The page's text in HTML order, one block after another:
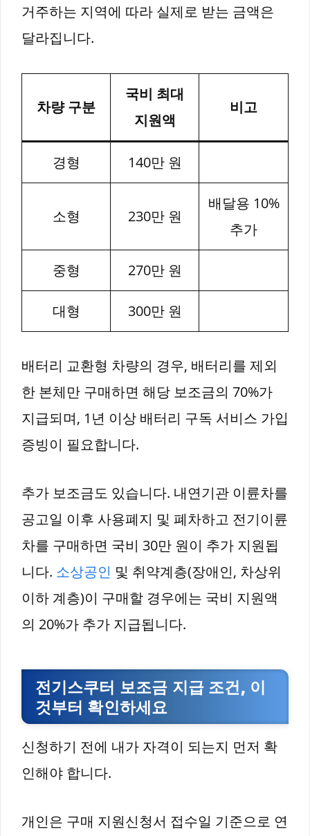
거주하는 지역에 따라 실제로 받는 금액은
달라집니다.
차량 구분
국비 최대
지원액
비고
경형 140만 원
소형 230만 원
배달용 10%
추가
중형 270만 원
대형 300만 원
배터리 교환형 차량의 경우, 배터리를 제외
한 본체만 구매하면 해당 보조금의 70%가
지급되며, 1년 이상 배터리 구독 서비스 가입
증빙이 필요합니다.
추가 보조금도 있습니다. 내연기관 이륜차를
공고일 이후 사용폐지 및 폐차하고 전기이륜
차를 구매하면 국비 30만 원이 추가 지원됩
니다. 소상공인 및 취약계층(장애인, 차상위
이하 계층)이 구매할 경우에는 국비 지원액
의 20%가 추가 지급됩니다.
전기스쿠터 보조금 지급 조건, 이
것부터 확인하세요
신청하기 전에 내가 자격이 되는지 먼저 확
인해야 합니다.
개인은 구매 지원신청서 접수일 기준으로 연